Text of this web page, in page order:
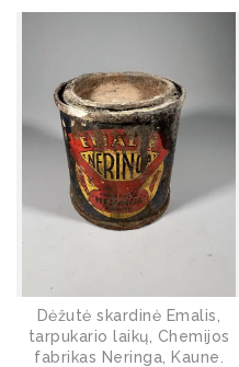
Dėžutė skardinė Emalis,
tarpukario laikų, Chemijos
fabrikas Neringa, Kaune.